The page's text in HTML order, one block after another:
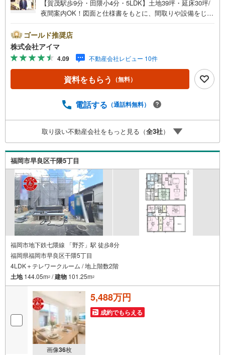
【賀茂駅歩9分・田隈小4分・5LDK】土地39坪・延床30坪/
夜間案内OK！図面と仕様書をもとに、間取りや設備をじっ
DK15帖以上。土地約39坪・延床約30坪と、暮らしの広さを
数字でご確認いただけます。■品質・保証住まいの品質を支
える裏付けです。基礎は面で支えるベタ基礎。地盤調査を
実施済み。完了検査済証の交付済み。ほかにフラット35S
に対応・フラット35S適合証明書も備えます。■防犯対策留
守中も夜も頼れる防犯設備です。複製されにくいディンプ
ま開錠できるタッチキー。ほかにカードキーも備えます。■
携/最長50年の返済プランもご用意平日も夜間もご見学OK/
ご自宅・最寄り駅まで送迎無料/オンライン相談OK「見る
だけ」「ローン相談だけ」でも歓迎します他社でローンが
難しいと言われた方、転職後で審査にご不安の方もご相談
ください
ゴールド推奨店
株式会社アイマ
4.09 不動産会社レビュー 10件
資料をもらう （無料）
電話する （通話料無料）
取り扱い不動産会社をもっと見る（全3社）
福岡市早良区干隈5丁目
福岡市地下鉄七隈線 「野芥」駅 徒歩8分
福岡県福岡市早良区干隈5丁目
4LDK＋テレワークルーム / 地上階数2階
土地144.05m2 /建物 101.25m2
画像36枚
5,488万円
成約でもらえる